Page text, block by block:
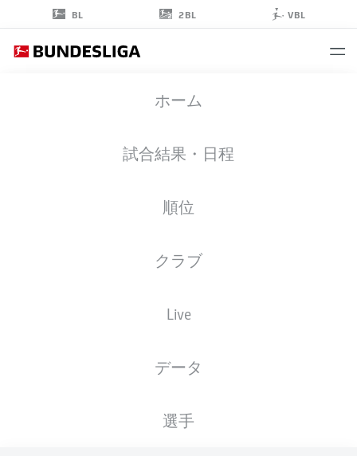
BL 2BL VBL
ホーム
試合結果・日程
順位
クラブ
Live
データ
選手